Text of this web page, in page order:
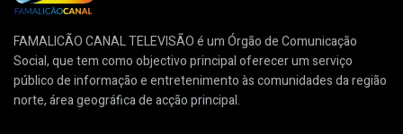
FAMALICÃO CANAL TELEVISÃO é um Órgão de Comunicação
Social, que tem como objectivo principal oferecer um serviço
público de informação e entretenimento às comunidades da região
norte, área geográfica de acção principal.